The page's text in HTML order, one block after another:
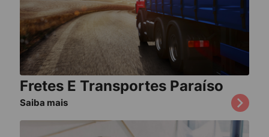
Fretes E Transportes Paraíso
Saiba mais